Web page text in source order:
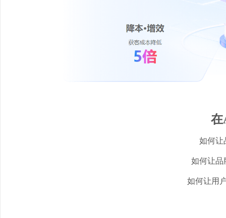
在
如何让
如何让品
如何让用